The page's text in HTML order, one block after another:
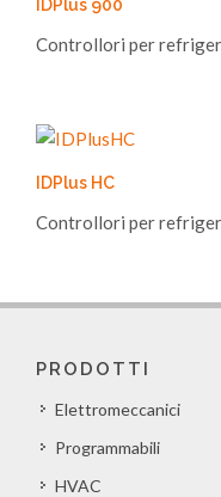
IDPlus 900
Controllori per
IDPlus HC
Controllori per
PRODOTTI
Elettromeccanici
Programmabili
HVAC